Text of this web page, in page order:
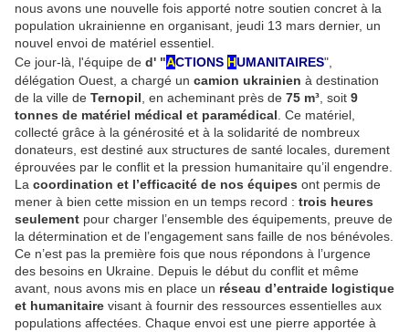
nous avons une nouvelle fois apporté notre soutien concret à la
population ukrainienne en organisant, jeudi 13 mars dernier, un
nouvel envoi de matériel essentiel.
Ce jour-là, l'équipe de d' "ACTIONS HUMANITAIRES"
délégation Ouest, a chargé un camion ukrainien à destination
de la ville de Ternopil , en acheminant près de 75 m³ , soit 9
tonnes de matériel médical et paramédical . Ce matériel,
collecté grâce à la générosité et à la solidarité de nombreux
donateurs, est destiné aux structures de santé locales, durement
éprouvées par le conflit et la pression humanitaire qu’il engendre.
La coordination et l’efficacité de nos équipes ont permis de
mener à bien cette mission en un temps record : trois heures
seulement pour charger l’ensemble des équipements, preuve de
la détermination et de l’engagement sans faille de nos bénévoles.
Ce n’est pas la première fois que nous répondons à l’urgence
des besoins en Ukraine. Depuis le début du conflit et même
avant, nous avons mis en place un réseau d’entraide logistique
et humanitaire visant à fournir des ressources essentielles aux
populations affectées. Chaque envoi est une pierre apportée à